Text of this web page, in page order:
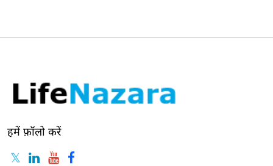
हमें फ़ॉलो करें